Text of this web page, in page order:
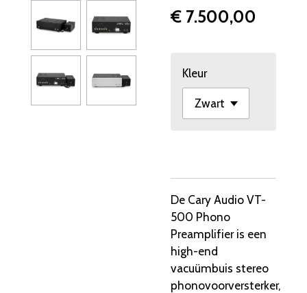
€ 7.500,00
Kleur
De Cary Audio VT-
500 Phono
Preamplifier is een
high-end
vacuümbuis stereo
phonovoorversterker,